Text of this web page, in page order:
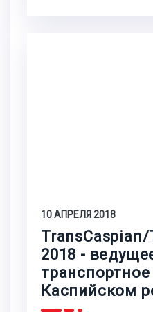
10 АПРЕЛЯ 2018
2018 -
Каспийском